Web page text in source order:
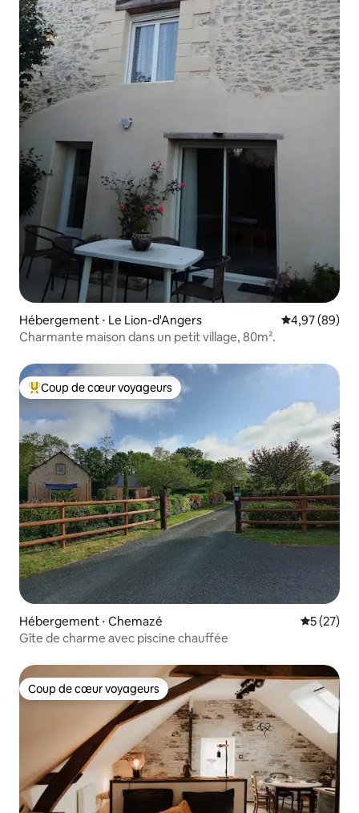
Hébergement ⋅ Le Lion-d'Angers Évaluation
4,97 (89)
Charmante maison dans un petit village, 80m².
Coups de cœur voyageurs les plus appréciés
Coup de cœur voyageurs
Hébergement ⋅ Chemazé
5 (27)
Gîte de charme avec piscine chauffée
Coup de cœur voyageurs
Coup de cœur voyageurs